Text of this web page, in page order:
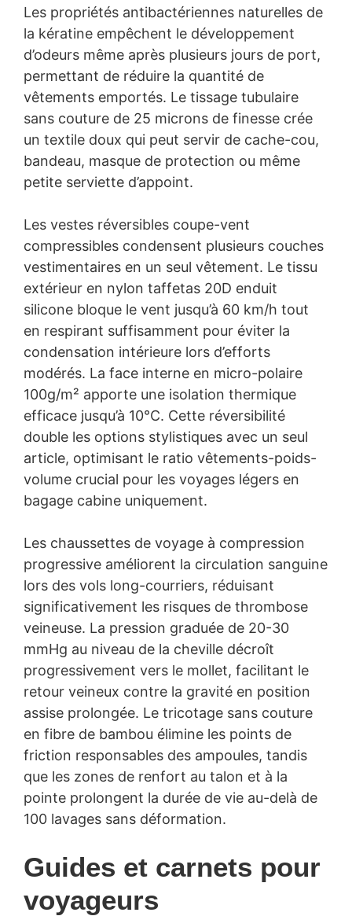
Les propriétés antibactériennes naturelles de
la kératine empêchent le développement
d’odeurs même après plusieurs jours de port,
permettant de réduire la quantité de
vêtements emportés. Le tissage tubulaire
sans couture de 25 microns de finesse crée
un textile doux qui peut servir de cache-cou,
bandeau, masque de protection ou même
petite serviette d’appoint.
Les vestes réversibles coupe-vent
compressibles condensent plusieurs couches
vestimentaires en un seul vêtement. Le tissu
extérieur en nylon taffetas 20D enduit
silicone bloque le vent jusqu’à 60 km/h tout
en respirant suffisamment pour éviter la
condensation intérieure lors d’efforts
modérés. La face interne en micro-polaire
100g/m² apporte une isolation thermique
efficace jusqu’à 10°C. Cette réversibilité
double les options stylistiques avec un seul
article, optimisant le ratio vêtements-poids-
volume crucial pour les voyages légers en
bagage cabine uniquement.
Les chaussettes de voyage à compression
progressive améliorent la circulation sanguine
lors des vols long-courriers, réduisant
significativement les risques de thrombose
veineuse. La pression graduée de 20-30
mmHg au niveau de la cheville décroît
progressivement vers le mollet, facilitant le
retour veineux contre la gravité en position
assise prolongée. Le tricotage sans couture
en fibre de bambou élimine les points de
friction responsables des ampoules, tandis
que les zones de renfort au talon et à la
pointe prolongent la durée de vie au-delà de
100 lavages sans déformation.
Guides et carnets pour
voyageurs